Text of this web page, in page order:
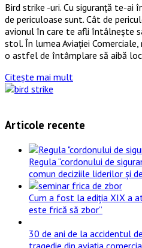
Bird strike -uri. Cu siguranță te-ai
de periculoase sunt. Cât de
avionul în care te afli întâlnește
stol. În lumea Aviației
o astfel de întâmplare să aibă
Citește mai mult
Articole recente
Regula “cordonului de
comun deciziile liderilor și
Cum a fost la ediția XIX a
este frică să zbor”
30 de ani de la accidentul